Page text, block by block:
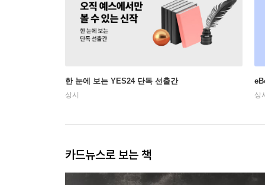
한 눈에 보는 YES24 단독 선출간
상시 상
카드뉴스로 보는 책